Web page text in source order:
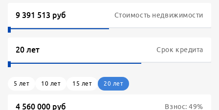
Стоимость недвижимости
Взнос:49%
Срок кредита
5 лет 10 лет 15 лет 20 лет